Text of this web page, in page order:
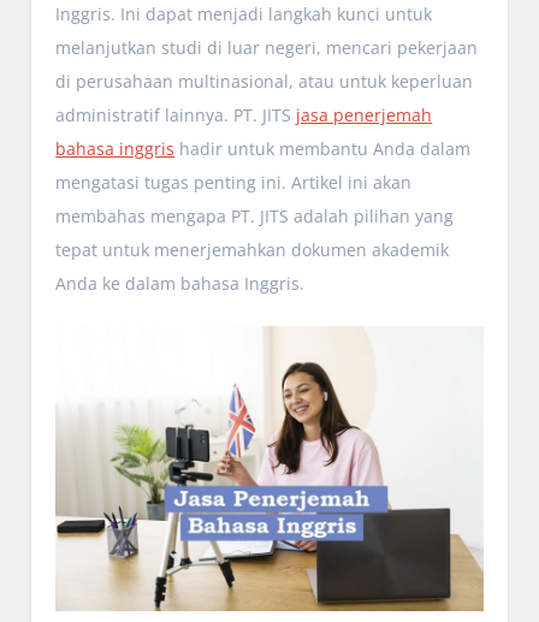
Inggris. Ini dapat menjadi langkah kunci untuk
melanjutkan studi di luar negeri, mencari pekerjaan
di perusahaan multinasional, atau untuk keperluan
administratif lainnya. PT. JITS jasa penerjemah
bahasa inggris hadir untuk membantu Anda dalam
mengatasi tugas penting ini. Artikel ini akan
membahas mengapa PT. JITS adalah pilihan yang
tepat untuk menerjemahkan dokumen akademik
Anda ke dalam bahasa Inggris.